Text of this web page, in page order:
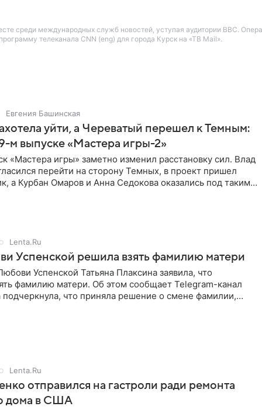
среди международных служб новостей, уступая аудитории BBC.
телеканала CNN (eng) для города Курск на «ТВ Mail».
Евгения Башинская
уйти, а Череватый перешел к Темным:
м выпуске «Мастера игры-2»
«Мастера игры» заметно изменил расстановку сил. Влад
перейти на сторону Темных, в проект пришел
а Курбан Омаров и Анна Седокова оказались под таким
Lenta.Ru
Успенской решила взять фамилию матери
Успенской Татьяна Плаксина заявила, что
фамилию матери. Об этом сообщает Telegram-канал
подчеркнула, что приняла решение о смене фамилии,
Lenta.Ru
отправился на гастроли ради ремонта
дома в США